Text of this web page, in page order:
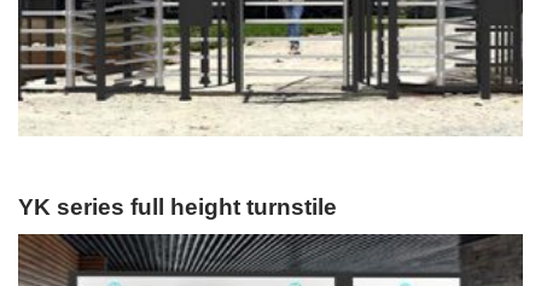
YK series full height turnstile